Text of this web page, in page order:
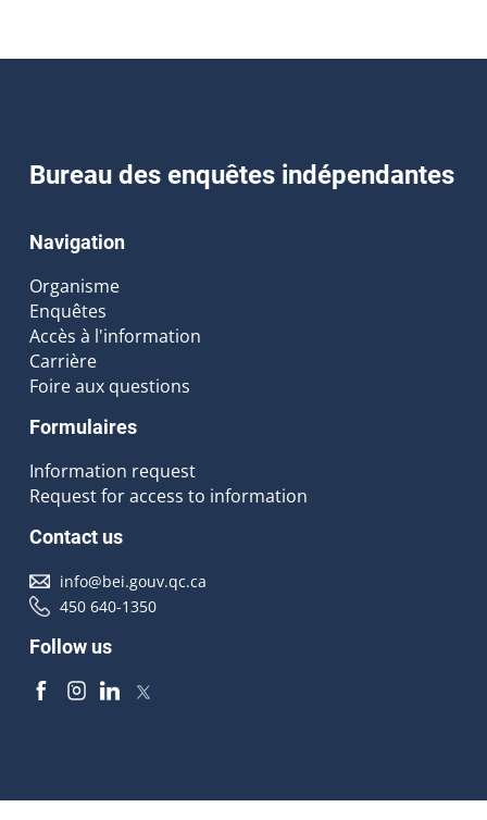
Bureau des enquêtes indépendantes
Navigation
Organisme
Enquêtes
Accès à l'information
Carrière
Foire aux questions
Formulaires
Information request
Request for access to information
Contact us
info@bei.gouv.qc.ca
450 640-1350
Follow us